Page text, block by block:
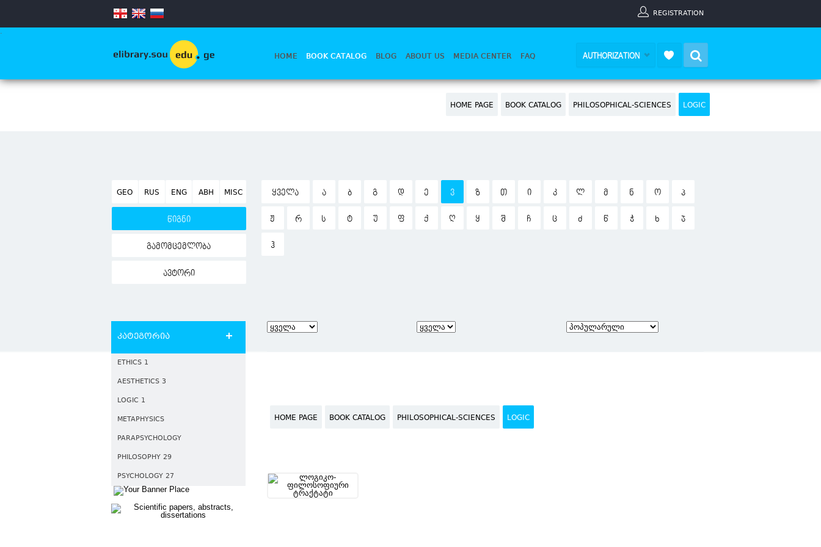
REGISTRATION
.
HOME BOOK CATALOG BLOG ABOUT US MEDIA CENTER FAQ AUTHORIZATION
HOME PAGE BOOK CATALOG PHILOSOPHICAL-SCIENCES LOGIC
GEO RUS ENG ABH MISC
წიგნი
გამომცემლობა
ავტორი
ᲧᲕᲔᲚᲐ Ა Ბ Გ Დ Ე Ვ Ზ Თ Ი Კ Ლ Მ Ნ Ო Პ
Ჟ Რ Ს Ტ Უ Ფ Ქ Ღ Ყ Შ Ჩ Ც Ძ Წ Ჭ Ხ Ჯ
Ჰ
კატეგორია
ETHICS 1
AESTHETICS 3
LOGIC 1
METAPHYSICS
PARAPSYCHOLOGY
PHILOSOPHY 29
PSYCHOLOGY 27
HOME PAGE BOOK CATALOG PHILOSOPHICAL-SCIENCES LOGIC